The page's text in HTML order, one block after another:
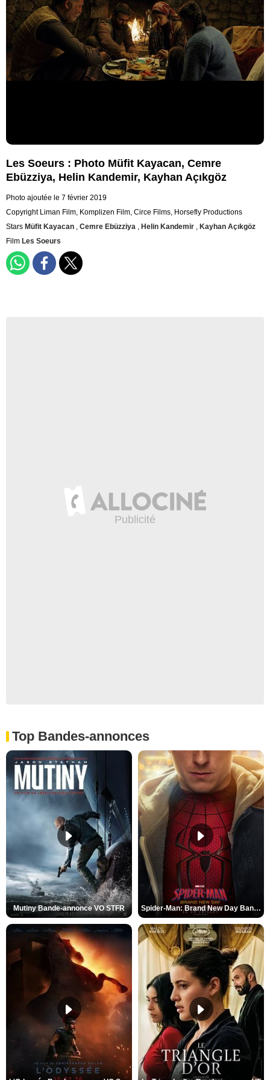
Les Soeurs : Photo Müfit Kayacan, Cemre
Ebüzziya, Helin Kandemir, Kayhan Açıkgöz
Photo ajoutée le 7 février 2019
Copyright Liman Film, Komplizen Film, Circe Films, Horsefly Productions
Stars Müfit Kayacan , Cemre Ebüzziya , Helin Kandemir , Kayhan Açıkgöz
Film Les Soeurs
Top Bandes-annonces
Mutiny Bande-annonce VO STFR Spider-Man: Brand New Day Bande-annonce VO STFR